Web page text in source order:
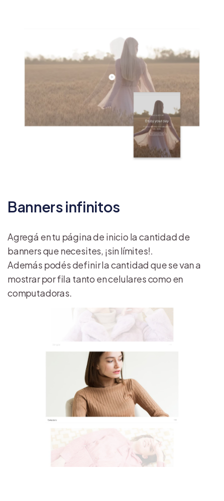
Banners infinitos
Agregá en tu página de inicio la cantidad de
banners que necesites, ¡sin límites!.
Además podés definir la cantidad que se van a
mostrar por fila tanto en celulares como en
computadoras.